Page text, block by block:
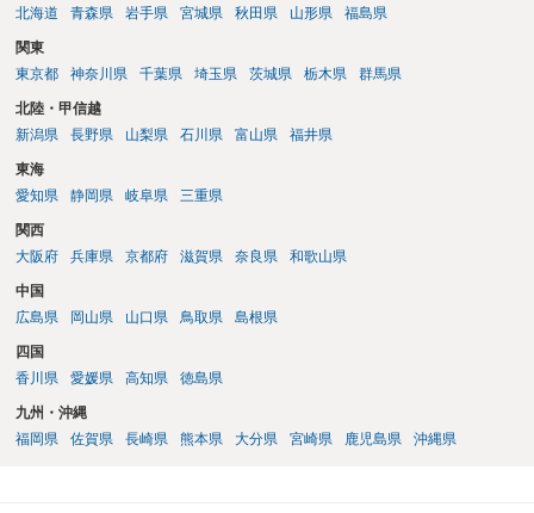
北海道
青森県 岩手県 宮城県 秋田県 山形県 福島県
関東
東京都
神奈川県 千葉県 埼玉県 茨城県 栃木県 群馬県
北陸・甲信越
新潟県
長野県 山梨県 石川県 富山県 福井県
東海
愛知県
静岡県 岐阜県 三重県
関西
大阪府
兵庫県 京都府 滋賀県 奈良県 和歌山県
中国
広島県
岡山県 山口県 鳥取県 島根県
四国
香川県
愛媛県 高知県 徳島県
九州・沖縄
福岡県
佐賀県 長崎県 熊本県 大分県 宮崎県 鹿児島県 沖縄県